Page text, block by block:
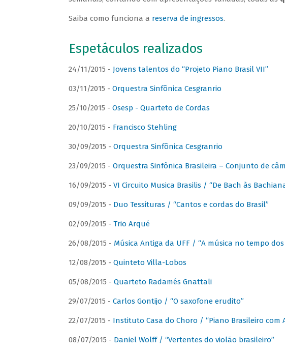
Saiba como funciona a reserva de ingressos.
Espetáculos realizados
24/11/2015 - Jovens talentos do “Projeto Piano Brasil VII”
03/11/2015 - Orquestra Sinfônica Cesgranrio
25/10/2015 - Osesp - Quarteto de Cordas
20/10/2015 - Francisco Stehling
30/09/2015 - Orquestra Sinfônica Cesgranrio
23/09/2015 - Orquestra Sinfônica Brasileira – Conjunto de
16/09/2015 - VI Circuito Musica Brasilis / “De Bach às
09/09/2015 - Duo Tessituras / “Cantos e cordas do Brasil”
02/09/2015 - Trio Arqué
26/08/2015 - Música Antiga da UFF / “A música no tempo
12/08/2015 - Quinteto Villa-Lobos
05/08/2015 - Quarteto Radamés Gnattali
29/07/2015 - Carlos Gontijo / “O saxofone erudito”
22/07/2015 - Instituto Casa do Choro / “Piano Brasileiro com
08/07/2015 - Daniel Wolff / “Vertentes do violão brasileiro”